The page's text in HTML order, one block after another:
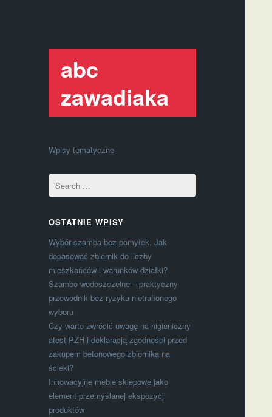
abc
zawadiaka
Wpisy tematyczne
OSTATNIE WPISY
Wybór szamba bez pomyłek. Jak
dopasować zbiornik do liczby
mieszkańców i warunków działki?
Szambo wodoszczelne – praktyczny
przewodnik bez ryzyka nietrafionego
wyboru
Czy warto zwrócić uwagę na higieniczny
atest PZH i deklaracją zgodności przed
zakupem betonowego zbiornika na
ścieki?
Innowacyjne meble sklepowe jako
element przemyślanej ekspozycji
produktów